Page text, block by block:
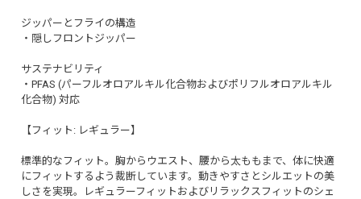
ジッパーとフライの構造
・隠しフロントジッパー
サステナビリティ
・PFAS (パーフルオロアルキル化合物およびポリフルオロアルキル
化合物) 対応
【フィット: レギュラー】
標準的なフィット。胸からウエスト、腰から太ももまで、体に快適
にフィットするよう裁断しています。動きやすさとシルエットの美
しさを実現。レギュラーフィットおよびリラックスフィットのシェ